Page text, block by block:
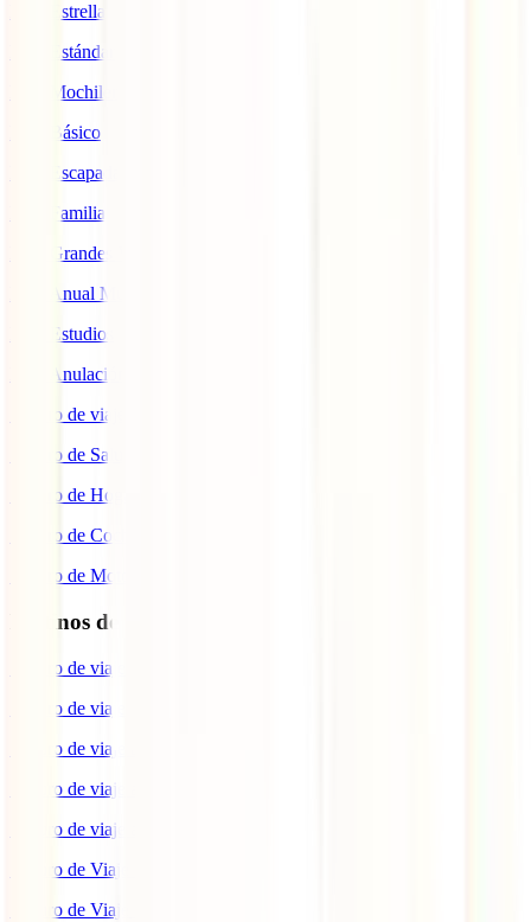
IATI Estrella
IATI Estándar
IATI Mochilero
IATI Básico
IATI Escapadas
IATI Familia
IATI Grandes Viajeros
IATI Anual Multiviaje
IATI Estudios
IATI Anulación Premium
Seguro de viaje COVID
Seguro de Salud
Seguro de Hogar
Seguro de Coche
Seguro de Moto
Destinos de interés
Seguro de viaje a EEUU
Seguro de viaje a Indonesia
Seguro de viaje a Marruecos
Seguro de viaje a Reino Unido
Seguro de viaje a México
Seguro de Viaje a Tailandia
Seguro de Viaje a China